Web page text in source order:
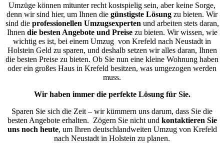
Umzüge können mitunter recht kostspielig sein, aber keine Sorge,
denn wir sind hier, um Ihnen die günstigste Lösung zu bieten. Wir
sind die professionellen Umzugsexperten und arbeiten stets daran,
Ihnen die besten Angebote und Preisezu bieten. Wir wissen, wie
wichtig es ist, bei einem Umzug von Krefeld nach Neustadt in
Holstein Geld zu sparen, und deshalb setzen wir alles daran, Ihnen
die besten Preise zu bieten. Ob Sie nun eine kleine Wohnung haben
oder ein großes Haus in Krefeld besitzen, was umgezogen werden
muss.
Wir haben immer die perfekte Lösung für Sie.
Sparen Sie sich die Zeit – wir kümmern uns darum, dass Sie die
besten Angebote erhalten. Zögern Sie nicht und kontaktieren Sie
uns noch heute, um Ihren deutschlandweiten Umzug von Krefeld
nach Neustadt in Holstein zu planen.